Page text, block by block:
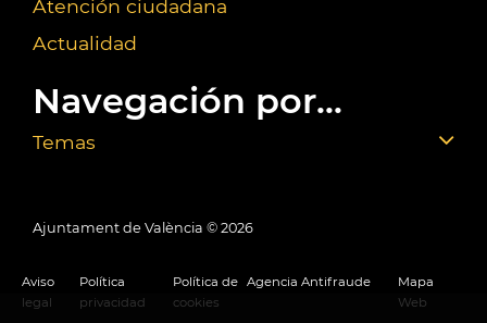
Atención ciudadana
Actualidad
Navegación por...
Temas
Ajuntament de València © 2026
Aviso
legal
Política
privacidad
Política de
cookies
Agencia Antifraude
Mapa
Web